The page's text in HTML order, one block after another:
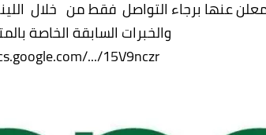
عنها برجاء التواصل فقط من خلال
والخبرات السابقة الخاصة
.../15V9nczr